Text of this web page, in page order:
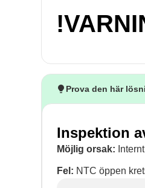
Prova den här
Inspektion
Möjlig orsak:
Fel: NTC öppen